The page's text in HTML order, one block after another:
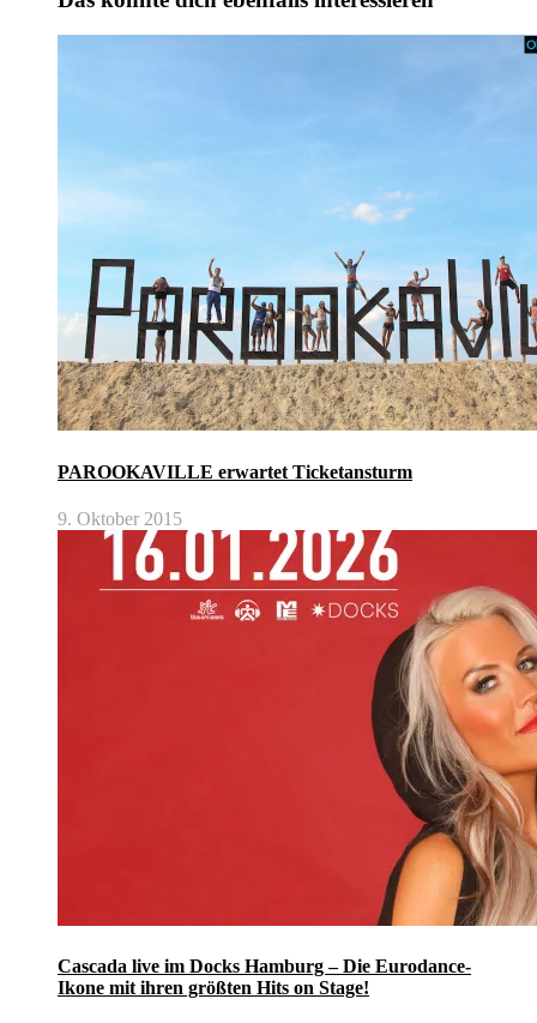
PAROOKAVILLE erwartet Ticketansturm
9. Oktober 2015
Cascada live im Docks Hamburg – Die Eurodance-
Ikone mit ihren größten Hits on Stage!